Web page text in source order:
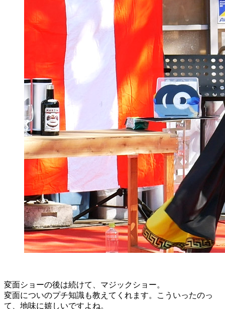
変面ショーの後は続けて、マジックショー。
変面についのプチ知識も教えてくれます。こういったのっ
て、地味に嬉しいですよね。